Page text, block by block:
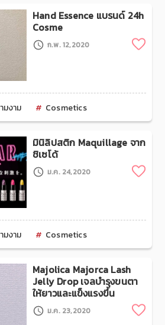
Hand Essence แบรนด์ 24h
Cosme
ก.พ. 12,2020
มงาม Cosmetics
มินิลิปสติก Maquillage จาก
ชิเซโด้
ม.ค. 24,2020
มงาม Cosmetics
Majolica Majorca Lash
Jelly Drop เจลบำรุงขนตา
ให้ยาวและแข็งแรงขึ้น
ม.ค. 23,2020